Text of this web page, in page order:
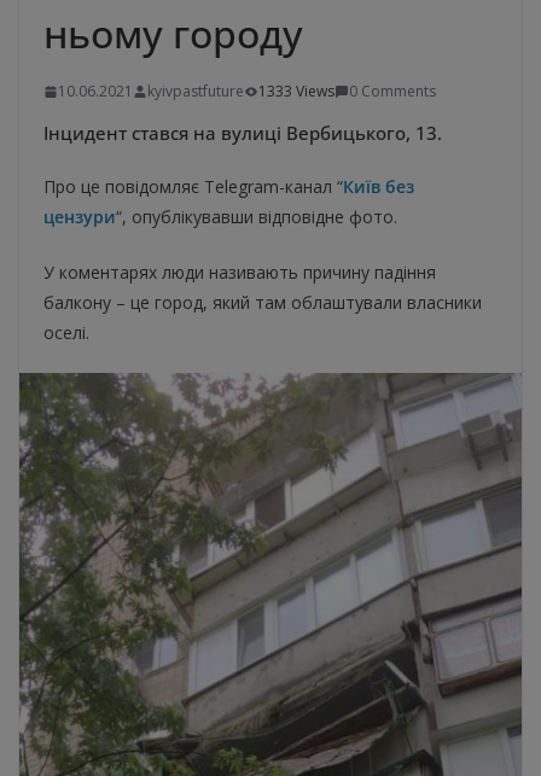
ньому городу
10.06.2021 kyivpastfuture 1333 Views 0 Comments
Інцидент стався на вулиці Вербицького, 13.
Про це повідомляє Telegram-канал “Київ без
цензури“, опублікувавши відповідне фото.
У коментарях люди називають причину падіння
балкону – це город, який там облаштували власники
оселі.